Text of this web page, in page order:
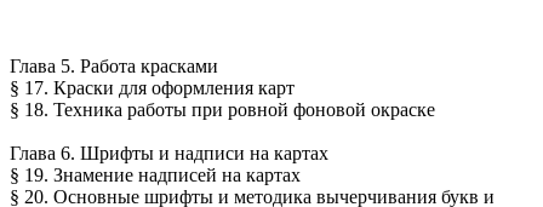
Глава 5. Работа красками
§ 17. Краски для оформления карт
§ 18. Техника работы при ровной фоновой окраске
Глава 6. Шрифты и надписи на картах
§ 19. Знамение надписей на картах
§ 20. Основные шрифты и методика вычерчивания букв и